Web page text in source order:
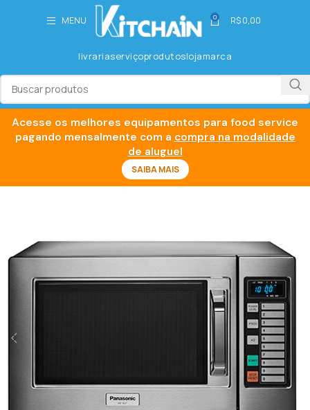
MENU 0 R$0,00
livrariaserviçoprodutoslojamarca
Acesse os melhores equipamentos para food service
pagando mensalmente com a compra na modalidade
de aluguel
SAIBA MAIS